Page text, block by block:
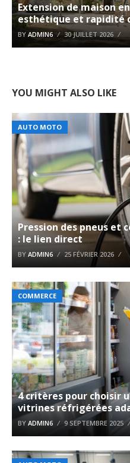
Extension de maison
esthétique et rapidité
BY ADMIN6 30 JUILLET 2026
YOU MIGHT ALSO LIKE
AUTO MOTO
Pression des pneus et
: le lien direct
BY ADMIN6 25 FÉVRIER 2026
COMMERCE
4 critères pour choisir
vitrines réfrigérées
BY ADMIN6 9 SEPTEMBRE 2025